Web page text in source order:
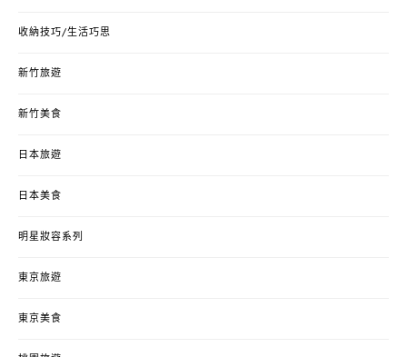
收納技巧/生活巧思
新竹旅遊
新竹美食
日本旅遊
日本美食
明星妝容系列
東京旅遊
東京美食